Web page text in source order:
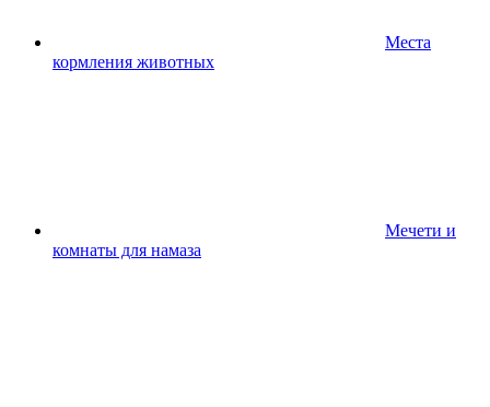
Места
кормления животных
Мечети и
комнаты для намаза